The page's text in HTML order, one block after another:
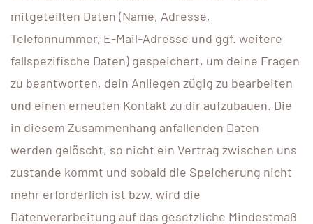
mitgeteilten Daten (Name, Adresse,
Telefonnummer, E-Mail-Adresse und ggf. weitere
fallspezifische Daten) gespeichert, um deine Fragen
zu beantworten, dein Anliegen zügig zu bearbeiten
und einen erneuten Kontakt zu dir aufzubauen. Die
in diesem Zusammenhang anfallenden Daten
werden gelöscht, so nicht ein Vertrag zwischen uns
zustande kommt und sobald die Speicherung nicht
mehr erforderlich ist bzw. wird die
Datenverarbeitung auf das gesetzliche Mindestmaß